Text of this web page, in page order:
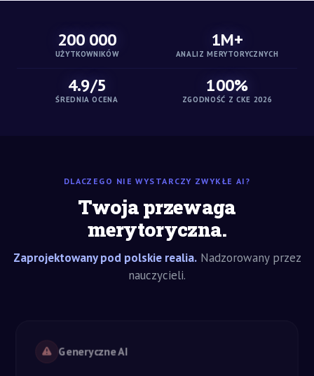
200 000
UŻYTKOWNIKÓW
1M+
ANALIZ MERYTORYCZNYCH
4.9/5
ŚREDNIA OCENA
100%
ZGODNOŚĆ Z CKE 2026
DLACZEGO NIE WYSTARCZY ZWYKŁE AI?
Twoja przewaga
merytoryczna.
Zaprojektowany pod polskie realia.Nadzorowany przez
nauczycieli.
Generyczne AI